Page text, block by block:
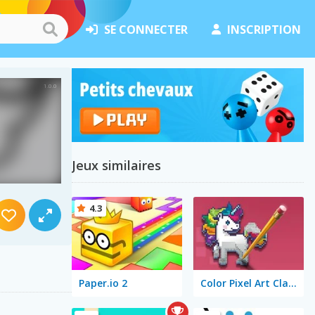
SE CONNECTER INSCRIPTION
Jeux similaires
Paper.io 2
4.3
Color Pixel Art Classic